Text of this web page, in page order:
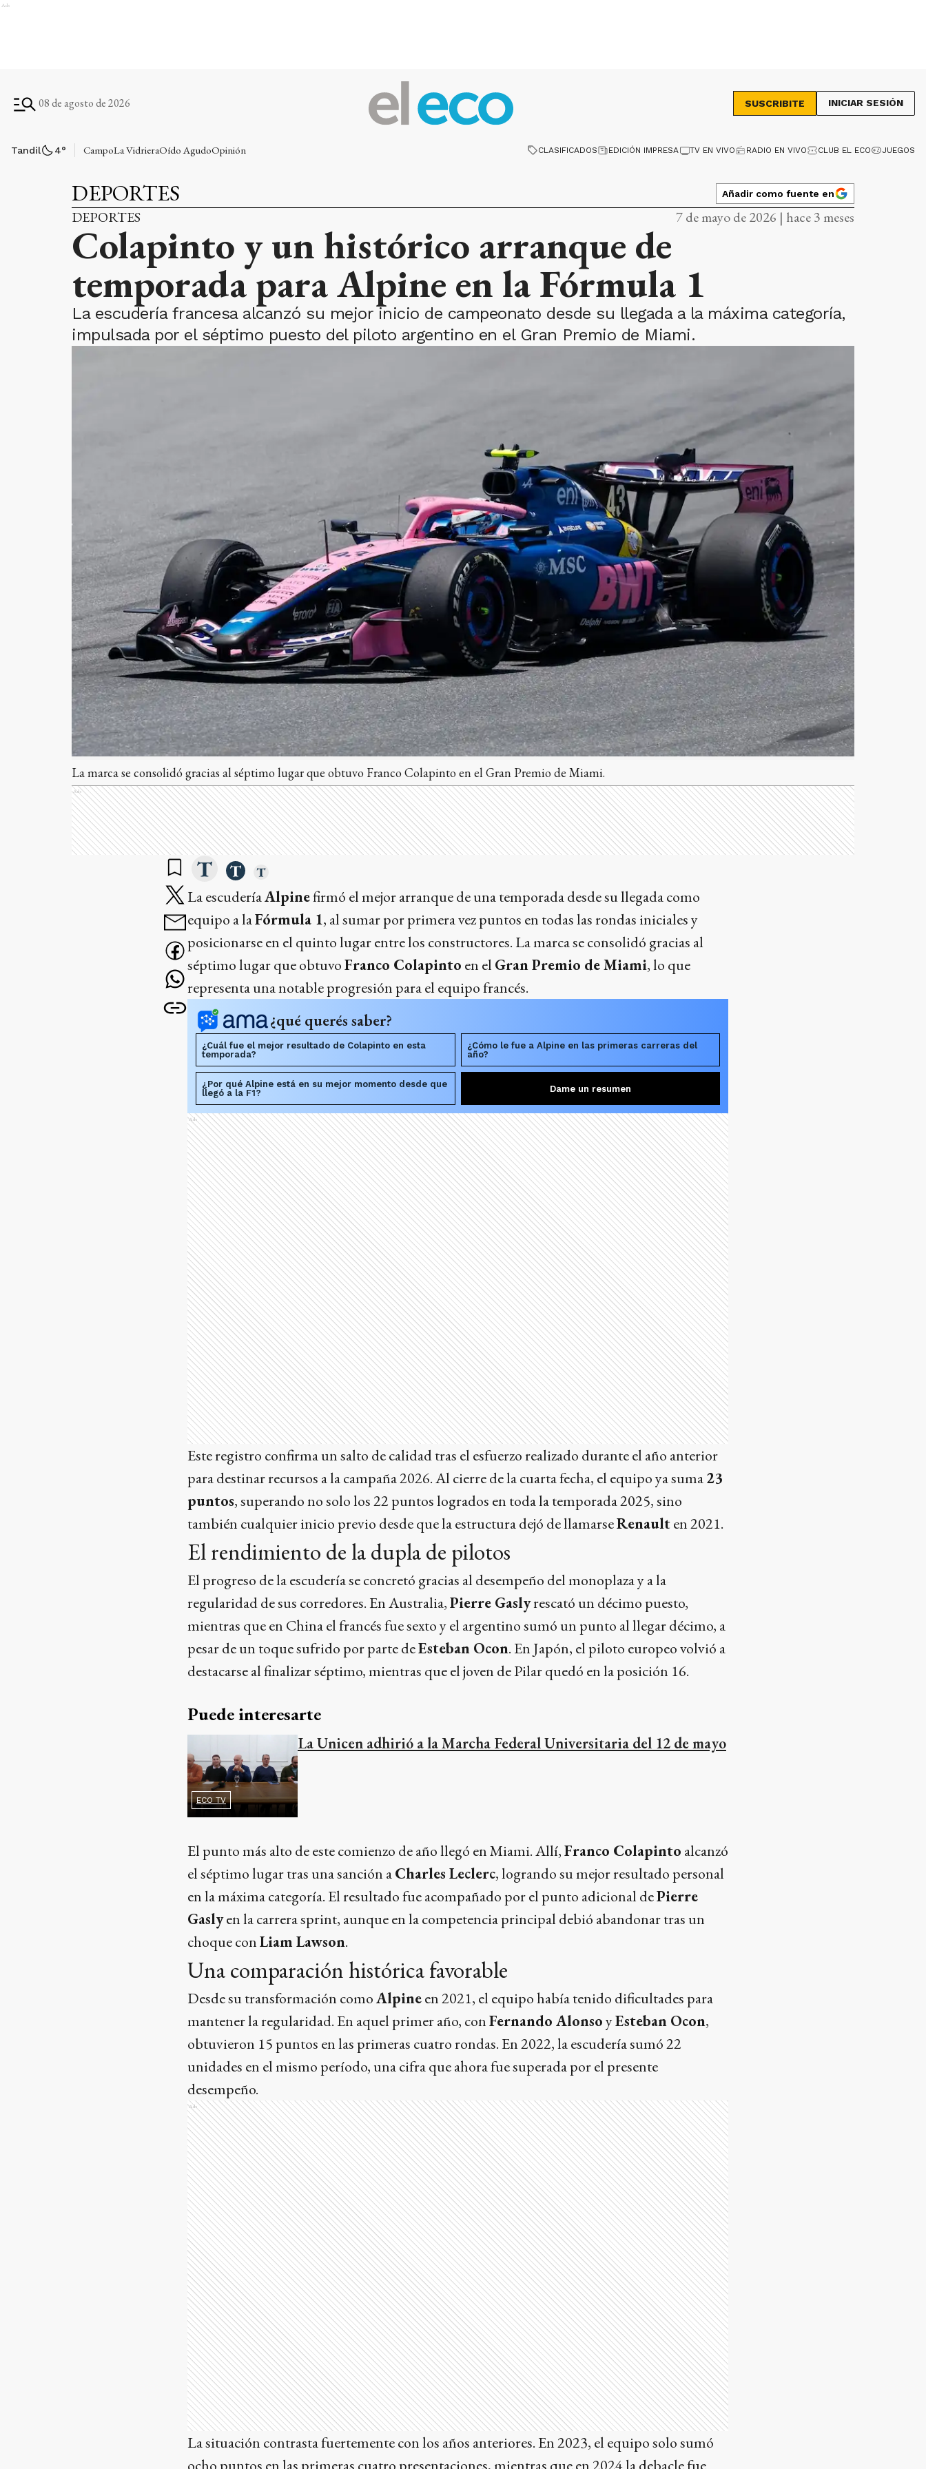
Ads
08 de agosto de 2026 SUSCRIBITE INICIAR SESIÓN
Tandil 4° CampoLa VidrieraOído AgudoOpinión CLASIFICADOS EDICIÓN IMPRESA TV EN VIVO RADIO EN VIVO CLUB EL ECO JUEGOS
DEPORTES Añadir como fuente en
DEPORTES 7 de mayo de 2026 | hace 3 meses
Colapinto y un histórico arranque de
temporada para Alpine en la Fórmula 1
La escudería francesa alcanzó su mejor inicio de campeonato desde su llegada a la máxima categoría,
impulsada por el séptimo puesto del piloto argentino en el Gran Premio de Miami.
La marca se consolidó gracias al séptimo lugar que obtuvo Franco Colapinto en el Gran Premio de Miami.
Ads
La escuderíaAlpinefirmó el mejor arranque de una temporada desde su llegada como
equipo a laFórmula 1, al sumar por primera vez puntos en todas las rondas iniciales y
posicionarse en el quinto lugar entre los constructores. La marca se consolidó gracias al
séptimo lugar que obtuvoFranco Colapinto en el Gran Premio de Miami, lo que
representa una notable progresión para el equipo francés.
¿qué querés saber?
¿Cuál fue el mejor resultado de Colapinto en esta
temporada?
¿Cómo le fue a Alpine en las primeras carreras del
año?
¿Por qué Alpine está en su mejor momento desde que
llegó a la F1?
Dame un resumen
Ads
Este registro confirma un salto de calidad tras el esfuerzo realizado durante el año anterior
para destinar recursos a la campaña 2026. Al cierre de la cuarta fecha, el equipo ya suma23
puntos, superando no solo los 22 puntos logrados en toda la temporada 2025, sino
también cualquier inicio previo desde que la estructura dejó de llamarseRenaulten 2021.
El rendimiento de la dupla de pilotos
El progreso de la escudería se concretó gracias al desempeño del monoplaza y a la
regularidad de sus corredores. En Australia,Pierre Gaslyrescató un décimo puesto,
mientras que en China el francés fue sexto y el argentino sumó un punto al llegar décimo, a
pesar de un toque sufrido por parte deEsteban Ocon. En Japón, el piloto europeo volvió a
destacarse al finalizar séptimo, mientras que el joven de Pilar quedó en la posición 16.
Puede interesarte
ECO TV
La Unicen adhirió a la Marcha Federal Universitaria del 12 de mayo
El punto más alto de este comienzo de año llegó en Miami. Allí,Franco Colapinto alcanzó
el séptimo lugar tras una sanción aCharles Leclerc, logrando su mejor resultado personal
en la máxima categoría. El resultado fue acompañado por el punto adicional dePierre
Gaslyen la carrera sprint, aunque en la competencia principal debió abandonar tras un
choque conLiam Lawson.
Una comparación histórica favorable
Desde su transformación comoAlpineen 2021, el equipo había tenido dificultades para
mantener la regularidad. En aquel primer año, conFernando AlonsoyEsteban Ocon,
obtuvieron 15 puntos en las primeras cuatro rondas. En 2022, la escudería sumó 22
unidades en el mismo período, una cifra que ahora fue superada por el presente
desempeño.
Ads
La situación contrasta fuertemente con los años anteriores. En 2023, el equipo solo sumó